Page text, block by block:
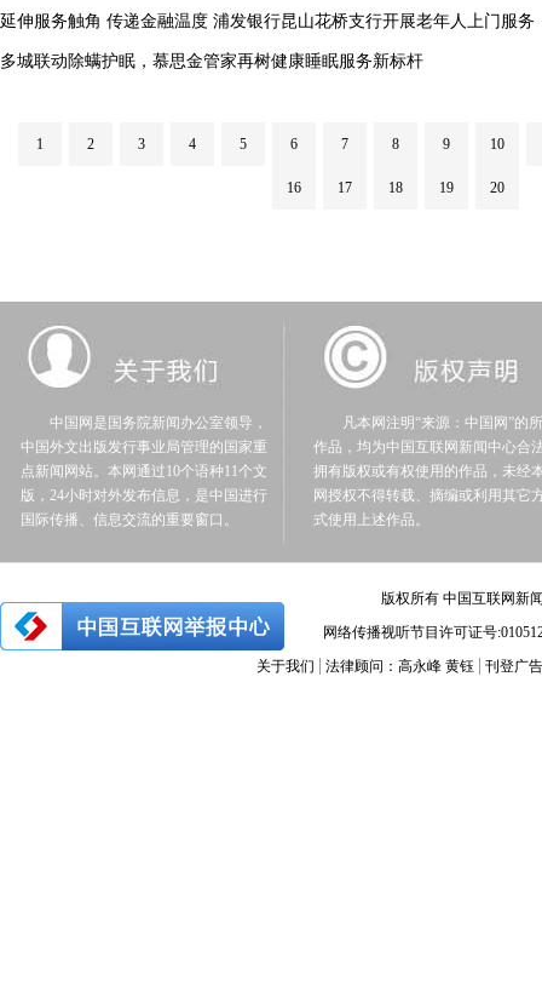
延伸服务触角 传递金融温度 浦发银行昆山花桥支行开展老年人上门服务
多城联动除螨护眠，慕思金管家再树健康睡眠服务新标杆
1 2 3 4 5 6 7 8 9 10
16 17 18 19 20